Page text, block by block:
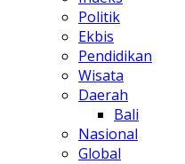
Politik
Ekbis
Pendidikan
Wisata
Daerah
Bali
Nasional
Global